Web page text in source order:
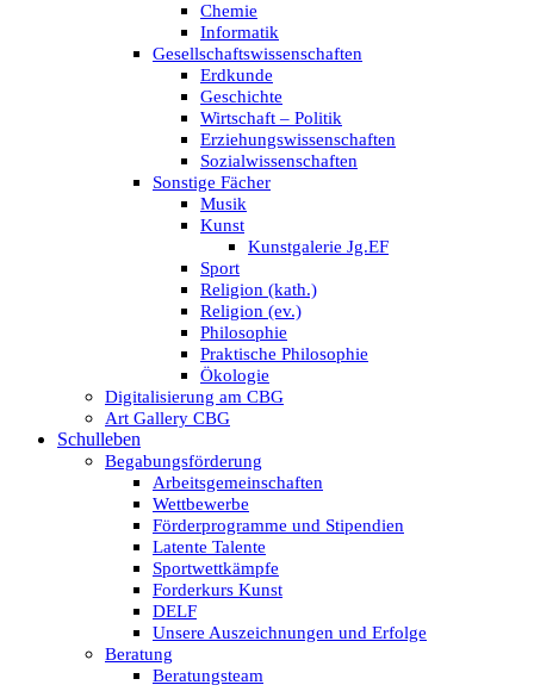
Chemie
Informatik
Gesellschaftswissenschaften
Erdkunde
Geschichte
Wirtschaft – Politik
Erziehungswissenschaften
Sozialwissenschaften
Sonstige Fächer
Musik
Kunst
Kunstgalerie Jg.EF
Sport
Religion (kath.)
Religion (ev.)
Philosophie
Praktische Philosophie
Ökologie
Digitalisierung am CBG
Art Gallery CBG
Schulleben
Begabungsförderung
Arbeitsgemeinschaften
Wettbewerbe
Förderprogramme und Stipendien
Latente Talente
Sportwettkämpfe
Forderkurs Kunst
DELF
Unsere Auszeichnungen und Erfolge
Beratung
Beratungsteam